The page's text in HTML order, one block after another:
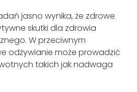
jasno wynika, że zdrowe
skutki dla zdrowia
W przeciwnym
odżywianie może prowadzić
takich jak nadwaga